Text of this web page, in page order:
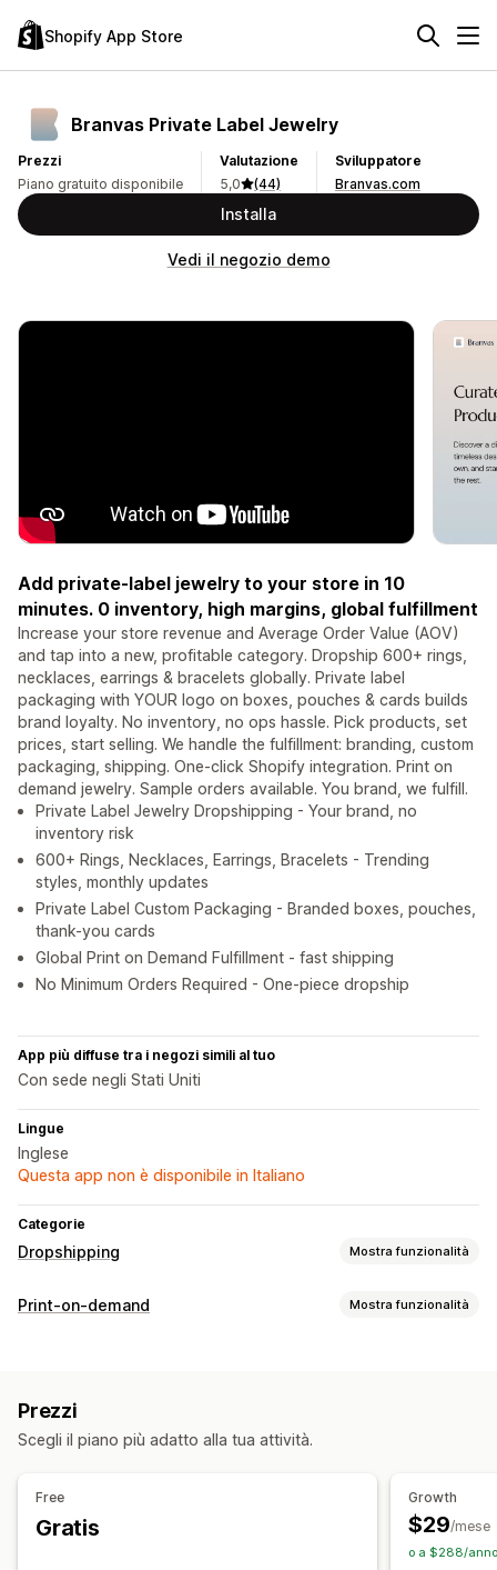
Shopify App Store
Branvas Private Label Jewelry
Prezzi
Piano gratuito disponibile
Valutazione
5,0
(44)
Sviluppatore
Branvas.com
Installa
Vedi il negozio demo
Add private-label jewelry to your store in 10
minutes. 0 inventory, high margins, global fulfillment
Increase your store revenue and Average Order Value (AOV)
and tap into a new, profitable category. Dropship 600+ rings,
necklaces, earrings & bracelets globally. Private label
packaging with YOUR logo on boxes, pouches & cards builds
brand loyalty. No inventory, no ops hassle. Pick products, set
prices, start selling. We handle the fulfillment: branding, custom
packaging, shipping. One-click Shopify integration. Print on
demand jewelry. Sample orders available. You brand, we fulfill.
Private Label Jewelry Dropshipping - Your brand, no
inventory risk
600+ Rings, Necklaces, Earrings, Bracelets - Trending
styles, monthly updates
Private Label Custom Packaging - Branded boxes, pouches,
thank-you cards
Global Print on Demand Fulfillment - fast shipping
No Minimum Orders Required - One-piece dropship
App più diffuse tra i negozi simili al tuo
Con sede negli Stati Uniti
Lingue
Inglese
Questa app non è disponibile in Italiano
Categorie
Dropshipping Mostra funzionalità
Prodotti vendibili
Cina
Italia
Print-on-demand Mostra funzionalità
Generatore di mockup
Personalizzazione
Eco-friendly
Prezzi
Scegli il piano più adatto alla tua attività.
Free
Gratis
Growth
$29/mese
o a $288/